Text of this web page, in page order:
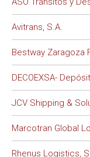
Avitrans, S.A.
Bestway Zaragoza
DECOEXSA-
JCV Shipping &
Marcotran Global
Rhenus Logistics,